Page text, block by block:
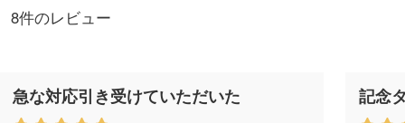
8件のレビュー
急な対応引き受けていただいた 記念